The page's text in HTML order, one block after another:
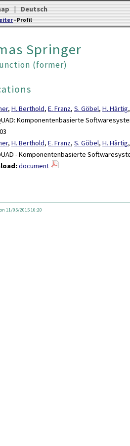
| Deutsch
- Profil
Springer
(former)
, H. Berthold, E. Franz, S. Göbel, H. Härtig,
Komponentenbasierte
, H. Berthold, E. Franz, S. Göbel, H. Härtig,
- Komponentenbasierte
document
11/05/2015 16:20